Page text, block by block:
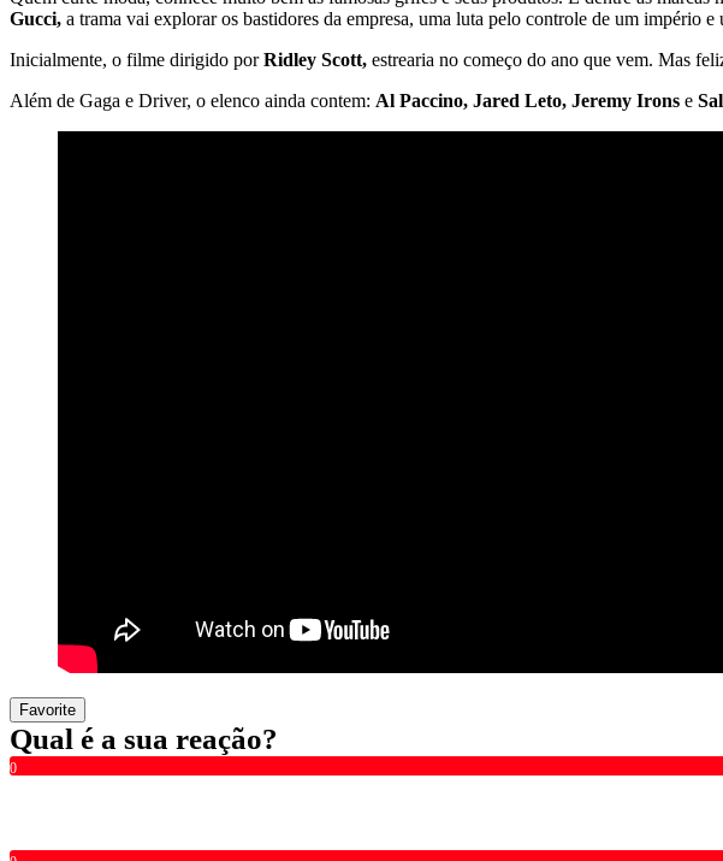
Gucci, a trama vai explorar os bastidores da empresa, uma luta pelo controle de um império e
Inicialmente, o filme dirigido porRidley Scott, estrearia no começo do ano que vem. Mas
Além de Gaga e Driver, o elenco ainda contem: Al Paccino, Jared Leto, Jeremy Irons e
Favorite
Qual é a sua reação?
0